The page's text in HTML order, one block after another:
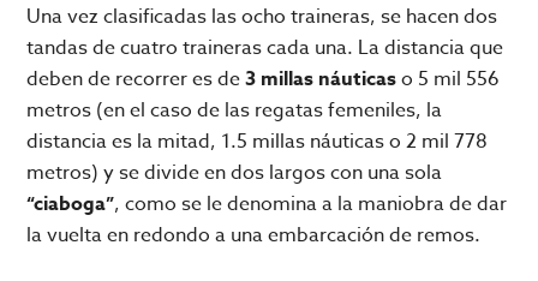
Una vez clasificadas las ocho traineras, se hacen dos
tandas de cuatro traineras cada una. La distancia que
deben de recorrer es de3 millas náuticaso 5 mil 556
metros (en el caso de las regatas femeniles, la
distancia es la mitad, 1.5 millas náuticas o 2 mil 778
metros) y se divide en dos largos con una sola
“ciaboga”, como se le denomina a la maniobra de dar
la vuelta en redondo a una embarcación de remos.